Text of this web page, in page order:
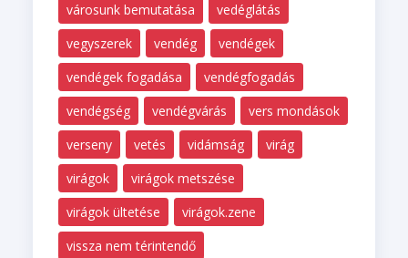
városunk bemutatása
vedéglátás
vegyszerek
vendég
vendégek
vendégek fogadása
vendégfogadás
vendégség
vendégvárás
vers mondások
verseny
vetés vidámság
virág
virágok
virágok metszése
virágok ültetése
virágok.zene
vissza nem térintendő